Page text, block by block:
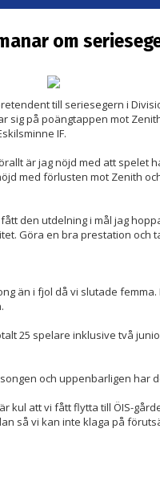
om
till seriesegern i
sig på poängtappen mot
IF.
är jag nöjd med att spelet
med förlusten mot Zenith
den utdelning i mål jag
Göra en bra prestation och
än i fjol då vi slutade
25 spelare inklusive två
och uppenbarligen har
kul att vi fått flytta till ÖIS-
så vi kan inte klaga på